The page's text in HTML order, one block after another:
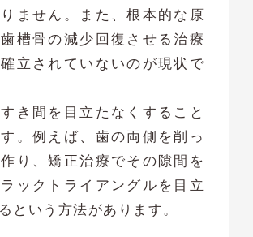
ません。また、根本的な原
槽骨の減少回復させる治療
立されていないのが現状で
き間を目立たなくすること
。例えば、歯の両側を削っ
り、矯正治療でその隙間を
ックトライアングルを目立
という方法があります。